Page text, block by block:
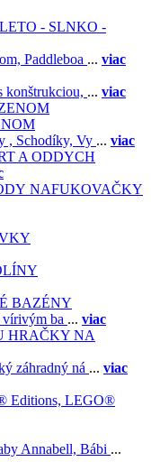
LETO - SLNKO -
Paddleboa ... viac
konštrukciou, ... viac
, Schodíky, Vy ... viac
A ODDYCH
NAFUKOVAČKY
BAZÉNY
vírivým ba ... viac
HRAČKY NA
záhradný ná ... viac
Editions, LEGO®
Annabell, Bábi ...